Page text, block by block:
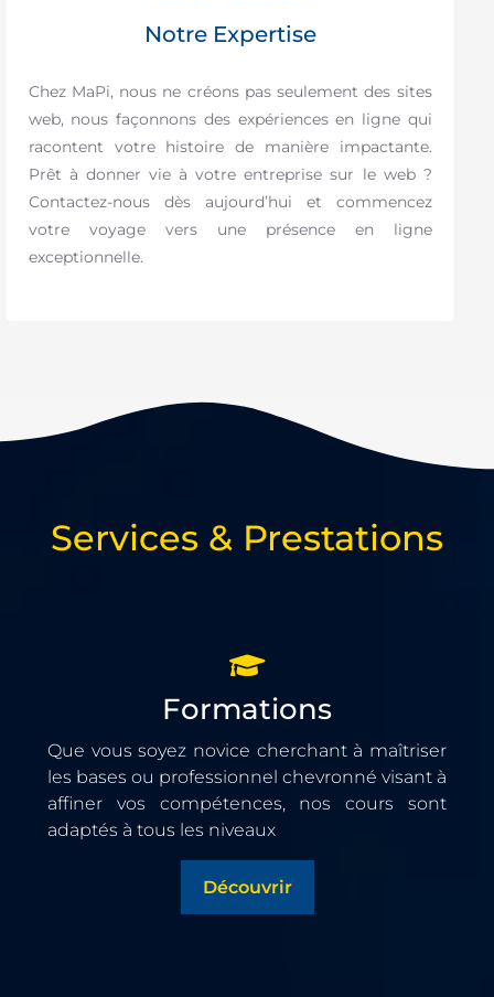
Notre Expertise
Chez MaPi, nous ne créons pas seulement des sites
web, nous façonnons des expériences en ligne qui
racontent votre histoire de manière impactante.
Prêt à donner vie à votre entreprise sur le web ?
Contactez-nous dès aujourd’hui et commencez
votre voyage vers une présence en ligne
exceptionnelle.
Services & Prestations
Formations
Que vous soyez novice cherchant à maîtriser
les bases ou professionnel chevronné visant à
affiner vos compétences, nos cours sont
adaptés à tous les niveaux
Découvrir